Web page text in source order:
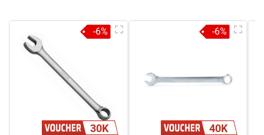
Viết nhận xét của bạn vào bên dưới
30K
-6%
40K
-6%